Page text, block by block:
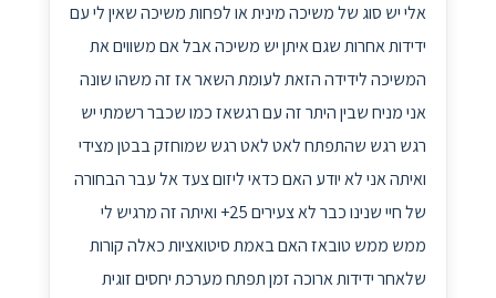
אלי יש סוג של משיכה מינית או לפחות משיכה שאין לי עם
ידידות אחרות שגם איתן יש משיכה אבל אם משווים את
המשיכה לידידה הזאת לעומת השאר אז זה משהו שונה
אני מניח שבין היתר זה עם רגשאז כמו שכבר רשמתי יש
רגש רגש שהתפתח לאט לאט רגש שמוחזק בבטן מצידי
ואיתה אני לא יודע האם כדאי ליזום צעד אל עבר הבחורה
של חיי שנינו כבר לא צעירים 25+ ואיתה זה מרגיש לי
ממש ממש טובאז האם באמת סיטואציות כאלה קורות
שלאחר ידידות ארוכה זמן תפתח מערכת יחסים זוגית